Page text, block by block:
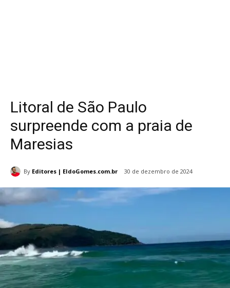
Litoral de São Paulo
surpreende com a praia de
Maresias
By Editores | EldoGomes.com.br 30 de dezembro de 2024